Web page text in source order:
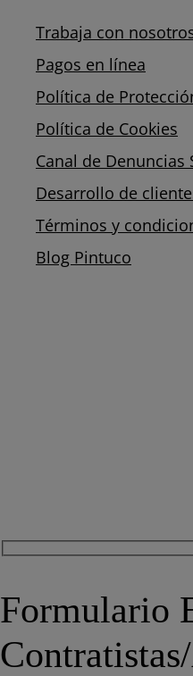
Trabaja con
Pagos en línea
Política de
Política de Cookies
Canal de Denuncias
Desarrollo de
Términos y
Blog Pintuco
Formulario